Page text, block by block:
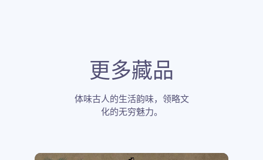
更多藏品
体味古人的生活韵味，领略文
化的无穷魅力。